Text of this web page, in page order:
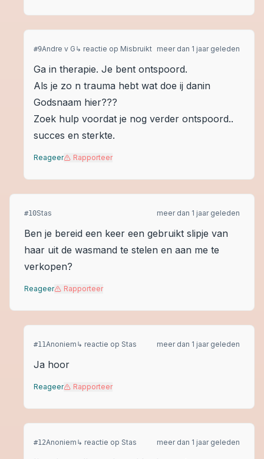
#9Andre v G ↳ reactie op Misbruikt meer dan 1 jaar geleden
Ga in therapie. Je bent ontspoord.
Als je zo n trauma hebt wat doe ij danin
Godsnaam hier???
Zoek hulp voordat je nog verder ontspoord..
succes en sterkte.
Reageer Rapporteer
#10Stas meer dan 1 jaar geleden
Ben je bereid een keer een gebruikt slipje van
haar uit de wasmand te stelen en aan me te
verkopen?
Reageer Rapporteer
#11Anoniem ↳ reactie op Stas meer dan 1 jaar geleden
Ja hoor
Reageer Rapporteer
#12Anoniem ↳ reactie op Stas meer dan 1 jaar geleden